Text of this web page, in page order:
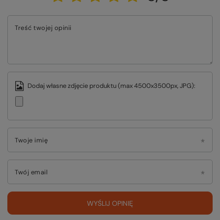
Treść twojej opinii
Dodaj własne zdjęcie produktu (max 4500x3500px, JPG):
Twoje imię
Twój email
WYŚLIJ OPINIĘ